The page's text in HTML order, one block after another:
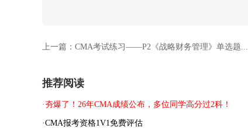
上一篇： CMA考试练习——P2《战略财务管理》单选题...
推荐阅读
·夯爆了！26年CMA成绩公布，多位同学高分过2科！
·CMA报考资格1V1免费评估